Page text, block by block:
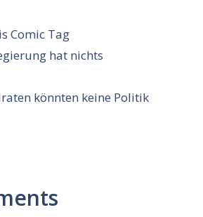
Comic Tag
hat nichts
könnten keine Politik